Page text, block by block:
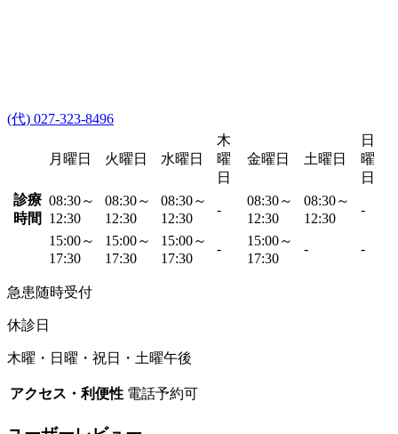
(代) 027-323-8496
月曜日 火曜日 水曜日
木
曜
日
金曜日 土曜日
日
曜
日
診療
時間
08:30～
12:30
08:30～
12:30
08:30～
12:30
-
08:30～
12:30
08:30～
12:30
-
15:00～
17:30
15:00～
17:30
15:00～
17:30
-
15:00～
17:30
- -
急患随時受付
休診日
木曜・日曜・祝日・土曜午後
アクセス・利便性 電話予約可